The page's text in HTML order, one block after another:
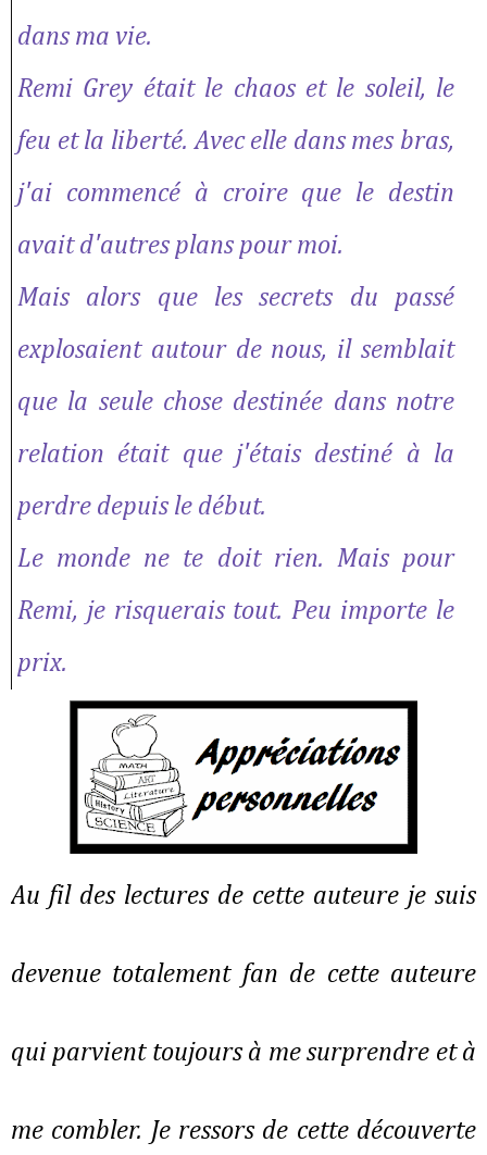
dans ma vie.
Remi Grey était le chaos et le soleil, le
feu et la liberté. Avec elle dans mes bras,
j'ai commencé à croire que le destin
avait d'autres plans pour moi.
Mais alors que les secrets du passé
explosaient autour de nous, il semblait
que la seule chose destinée dans notre
relation était que j'étais destiné à la
perdre depuis le début.
Le monde ne te doit rien. Mais pour
Remi, je risquerais tout. Peu importe le
prix.
Au fil des lectures de cette auteure je suis
devenue totalement fan de cette auteure
qui parvient toujours à me surprendre et à
me combler. Je ressors de cette découverte